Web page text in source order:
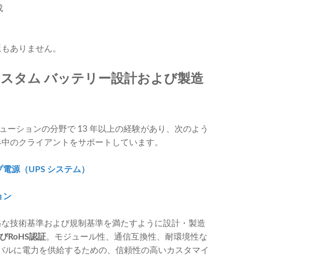
ありません。
タム バッテリー設計および製造
ションの分野で 13 年以上の経験があり、次のよう
のクライアントをサポートしています。
源（UPS システム）
ン
技術基準および規制基準を満たすように設計・製造
RoHS認証。モジュール性、通信互換性、耐環境性な
に電力を供給するための、信頼性の高いカスタマイ